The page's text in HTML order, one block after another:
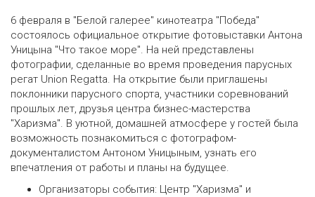
6 февраля в "Белой галерее" кинотеатра "Победа"
состоялось официальное открытие фотовыставки Антона
Уницына "Что такое море". На ней представлены
фотографии, сделанные во время проведения парусных
регат Union Regatta. На открытие были приглашены
поклонники парусного спорта, участники соревнований
прошлых лет, друзья центра бизнес-мастерства
"Харизма". В уютной, домашней атмосфере у гостей была
возможность познакомиться с фотографом-
документалистом Антоном Уницыным, узнать его
впечатления от работы и планы на будущее.
Организаторы события: Центр "Харизма" и